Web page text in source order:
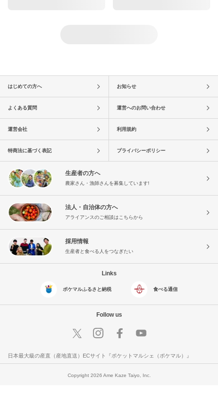
はじめての方へ お知らせ
よくある質問 運営へのお問い合わせ
運営会社 利用規約
特商法に基づく表記 プライバシーポリシー
生産者の方へ
農家さん・漁師さんを募集しています!
法人・自治体の方へ
アライアンスのご相談はこちらから
採用情報
生産者と食べる人をつなぎたい
Links
ポケマルふるさと納税 食べる通信
Follow us
日本最大級の産直（産地直送）ECサイト『ポケットマルシェ（ポケマル）』
Copyright 2026 Ame Kaze Taiyo, Inc.